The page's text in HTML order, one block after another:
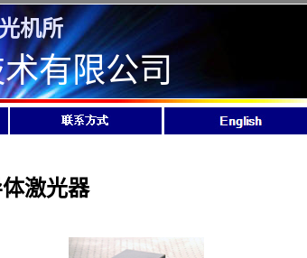
机所
有限公司
激光器